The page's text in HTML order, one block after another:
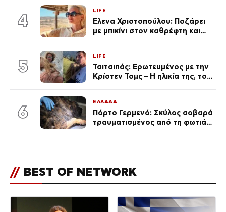
εκ. likes
4
LIFE
Έλενα Χριστοπούλου: Ποζάρει
με μπικίνι στον καθρέφτη και
καθεμία…» (Βίντεο)
5
LIFE
Τσιτσιπάς: Ερωτευμένος με την
Κρίστεν Τομς – Η ηλικία της, το
6
ΕΛΛΑΔΑ
Πόρτο Γερμενό: Σκύλος σοβαρά
τραυματισμένος από τη φωτιά
// BEST OF NETWORK